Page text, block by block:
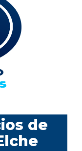
de